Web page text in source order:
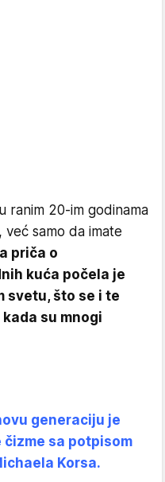
ranim 20-im godinama
već samo da imate
priča o
kuća počela je
svetu, što se i te
su mnogi
generaciju je
čizme sa potpisom
Korsa.